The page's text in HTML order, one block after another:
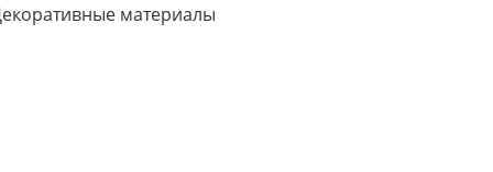
материалы